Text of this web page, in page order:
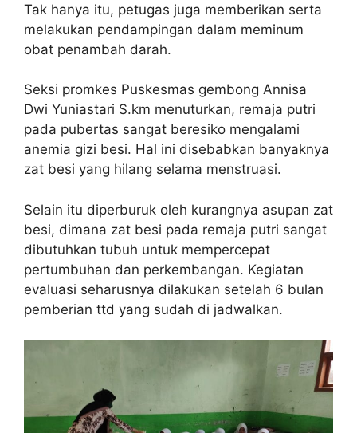
Tak hanya itu, petugas juga memberikan serta
melakukan pendampingan dalam meminum
obat penambah darah.
Seksi promkes Puskesmas gembong Annisa
Dwi Yuniastari S.km menuturkan, remaja putri
pada pubertas sangat beresiko mengalami
anemia gizi besi. Hal ini disebabkan banyaknya
zat besi yang hilang selama menstruasi.
Selain itu diperburuk oleh kurangnya asupan zat
besi, dimana zat besi pada remaja putri sangat
dibutuhkan tubuh untuk mempercepat
pertumbuhan dan perkembangan. Kegiatan
evaluasi seharusnya dilakukan setelah 6 bulan
pemberian ttd yang sudah di jadwalkan.